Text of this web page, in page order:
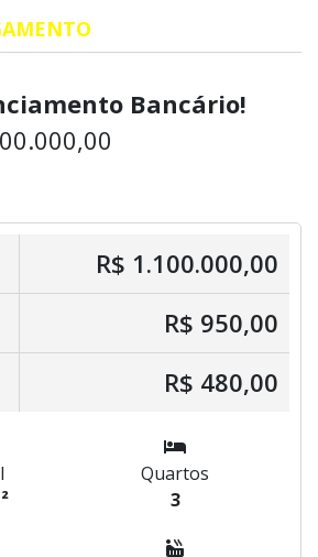
Bancário!
R$ 1.100.000,00
R$ 950,00
R$ 480,00
Quartos
3